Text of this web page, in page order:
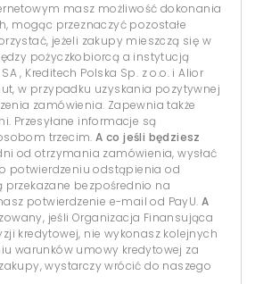
masz możliwość dokonania
mogąc przeznaczyć pozostałe
jeżeli zakupy mieszczą się w
pożyczkobiorcą a instytucją
, Kreditech Polska Sp. z o.o. i Alior
w przypadku uzyskania pozytywnej
zamówienia. Zapewnia także
Przesyłane informacje są
trzecim. A co jeśli będziesz
od otrzymania zamówienia, wysłać
potwierdzeniu odstąpienia od
przekazane bezpośrednio na
potwierdzenie e-mail od PayU. A
jeśli Organizacja Finansująca
kredytowej, nie wykonasz kolejnych
warunków umowy kredytowej za
wystarczy wrócić do naszego